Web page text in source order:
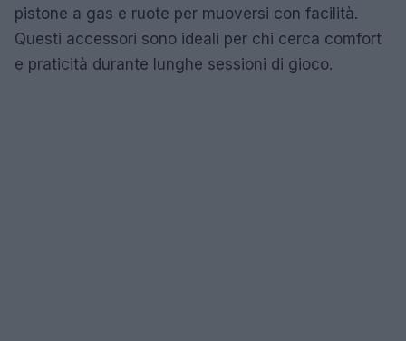
pistone a gas e ruote per muoversi con facilità.
Questi accessori sono ideali per chi cerca comfort
e praticità durante lunghe sessioni di gioco.